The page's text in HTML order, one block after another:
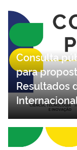
Consulta
para
Resultados